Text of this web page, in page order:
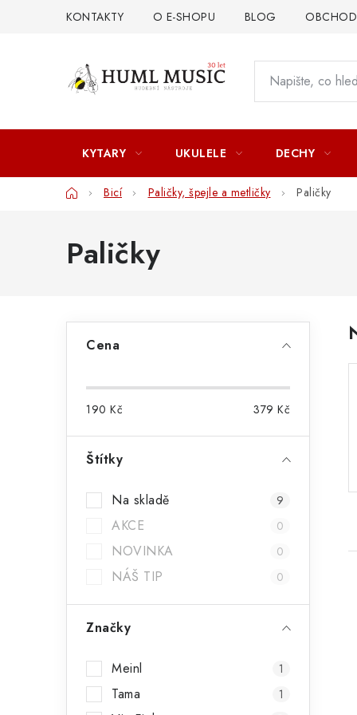
KONTAKTY O E-SHOPU BLOG
KYTARY UKULELE DECHY
DomůBicí Paličky, špejle a metličky Paličky
Paličky
t
p
Cena
190 Kč 379 Kč
Štítky
Na skladě 9
AKCE 0
NOVINKA 0
NÁŠ TIP 0
Značky
Meinl 1
Tama 1